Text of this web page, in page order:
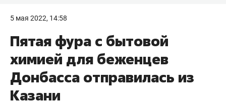
5 мая 2022, 14:58
Пятая фура с бытовой
химией для беженцев
Донбасса отправилась из
Казани